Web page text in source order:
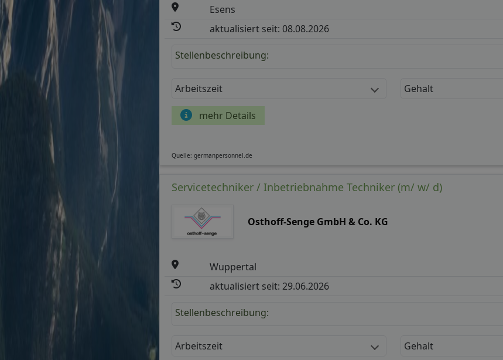
Esens
aktualisiert seit: 08.08.2026
Stellenbeschreibung:
Arbeitszeit Gehalt
mehr Details
Quelle: germanpersonnel.de
Servicetechniker / Inbetriebnahme Techniker (m/ w/ d)
Osthoff-Senge GmbH & Co. KG
Wuppertal
aktualisiert seit: 29.06.2026
Stellenbeschreibung:
Arbeitszeit Gehalt